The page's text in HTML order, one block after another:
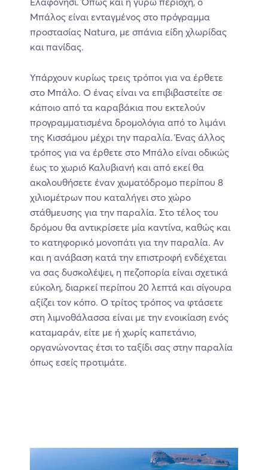
Μπάλος είναι ενταγμένος στο πρόγραμμα
προστασίας Natura, με σπάνια είδη χλωρίδας
και πανίδας.
Υπάρχουν κυρίως τρεις τρόποι για να έρθετε
στο Μπάλο. Ο ένας είναι να επιβιβαστείτε σε
κάποιο από τα καραβάκια που εκτελούν
προγραμματισμένα δρομολόγια από το λιμάνι
της Κισσάμου μέχρι την παραλία. Ένας άλλος
τρόπος για να έρθετε στο Μπάλο είναι οδικώς
έως το χωριό Καλυβιανή και από εκεί θα
ακολουθήσετε έναν χωματόδρομο περίπου 8
χιλιομέτρων που καταλήγει στο χώρο
στάθμευσης για την παραλία. Στο τέλος του
δρόμου θα αντικρίσετε μία καντίνα, καθώς και
το κατηφορικό μονοπάτι για την παραλία. Αν
και η ανάβαση κατά την επιστροφή ενδέχεται
να σας δυσκολέψει, η πεζοπορία είναι σχετικά
εύκολη, διαρκεί περίπου 20 λεπτά και σίγουρα
αξίζει τον κόπο. Ο τρίτος τρόπος να φτάσετε
στη λιμνοθάλασσα είναι με την ενοικίαση ενός
καταμαράν, είτε με ή χωρίς καπετάνιο,
οργανώνοντας έτσι το ταξίδι σας στην παραλία
όπως εσείς προτιμάτε.